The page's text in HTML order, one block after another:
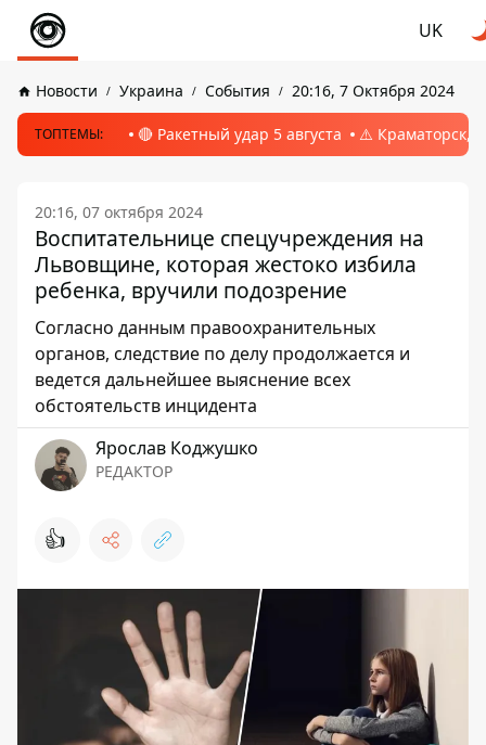
UK
Новости Украина События 20:16, 7 Октября 2024
ТОПТЕМЫ: 🔴 Ракетный удар 5 августа ⚠️ Краматорск,
20:16, 07 октября 2024
Воспитательнице спецучреждения на
Львовщине, которая жестоко избила
ребенка, вручили подозрение
Согласно данным правоохранительных
органов, следствие по делу продолжается и
ведется дальнейшее выяснение всех
обстоятельств инцидента
Ярослав Коджушко
РЕДАКТОР
👍